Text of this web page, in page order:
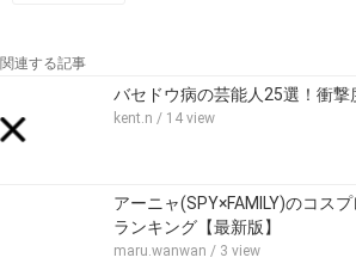
関連する記事
バセドウ病の芸能人25選！衝撃
kent.n / 14 view
アーニャ(SPY×FAMILY)のコス
ランキング【最新版】
maru.wanwan / 3 view